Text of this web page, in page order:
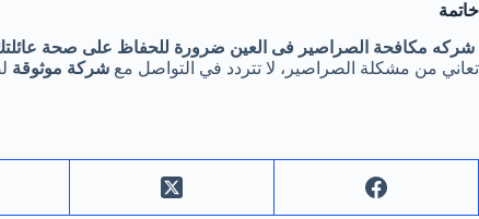
خاتمة
شركه مكافحة الصراصير فى العين ضرورة للحفاظ على صحة
تعاني من مشكلة الصراصير، لا تتردد في التواصل مع شركة موثوقة